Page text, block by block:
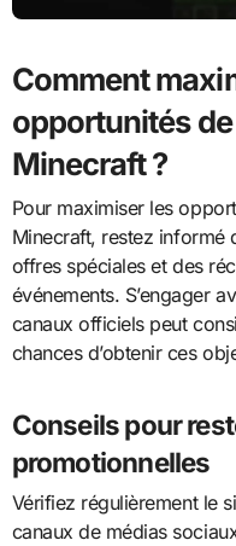
Comment
opportunités
Minecraft ?
Pour maximiser les
Minecraft, restez informé
offres spéciales et des
événements. S’engager
canaux officiels peut
chances d’obtenir ces
Conseils pour
promotionnelles
Vérifiez régulièrement le
canaux de médias